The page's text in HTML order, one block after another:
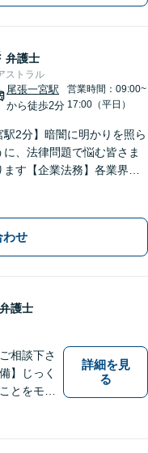
ビデオ面談あり】
弁護士
ストラル
尾張一宮駅
から徒歩2分
営業時間：09:00~
17:00（平日）
駅2分】暗闇に明かりを照ら
に、法律問題で悩む皆さま
す【企業法務】各業界特
議前〜紛争段階、どのフェ
【完全個室】
わせ
弁護士
相談下さ
】じっく
とをモッ
詳細を見
る